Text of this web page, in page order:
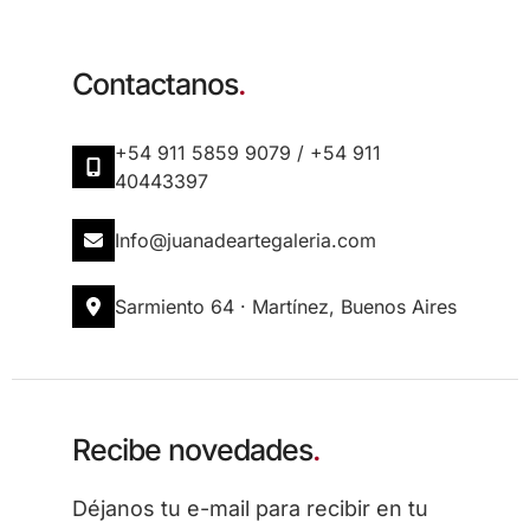
Contactanos.
+54 911 5859 9079 / +54 911
40443397
info@juanadeartegaleria.com​
Sarmiento 64 · Martínez, Buenos Aires
Recibe novedades.
Déjanos tu e-mail para recibir en tu